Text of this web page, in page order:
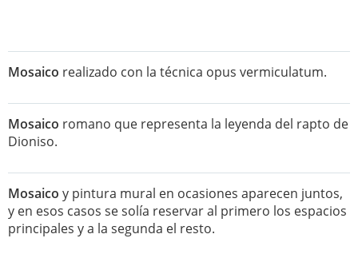
Mosaico realizado con la técnica opus vermiculatum.
Mosaico romano que representa la leyenda del rapto de
Dioniso.
Mosaico y pintura mural en ocasiones aparecen juntos,
y en esos casos se solía reservar al primero los espacios
principales y a la segunda el resto.